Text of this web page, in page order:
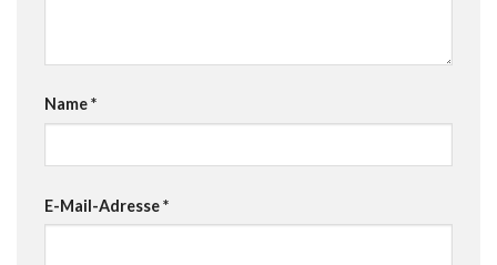
Name*
E-Mail-Adresse*